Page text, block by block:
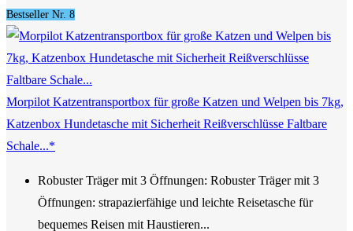
Bestseller Nr. 8
Morpilot Katzentransportbox für große Katzen und Welpen bis 7kg,
Katzenbox Hundetasche mit Sicherheit Reißverschlüsse Faltbare
Schale...*
Robuster Träger mit 3 Öffnungen: Robuster Träger mit 3
Öffnungen: strapazierfähige und leichte Reisetasche für
bequemes Reisen mit Haustieren...